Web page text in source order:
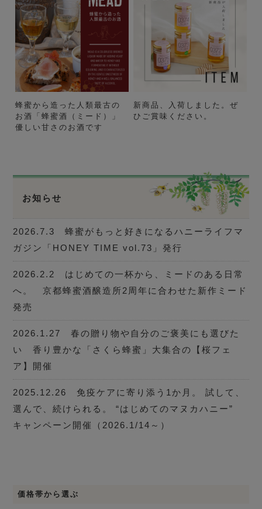
蜂蜜から造った人類最古の
お酒「蜂蜜酒（ミード）」
優しい甘さのお酒です
新商品、入荷しました。ぜ
ひご賞味ください。
お知らせ
2026.7.3 蜂蜜がもっと好きになるハニーライフマ
ガジン「HONEY TIME vol.73」発行
2026.2.2 はじめての一杯から、ミードのある日常
へ。 京都蜂蜜酒醸造所2周年に合わせた新作ミード
発売
2026.1.27 春の贈り物や自分のご褒美にも選びた
い 香り豊かな「さくら蜂蜜」大集合の【桜フェ
ア】開催
2025.12.26 免疫ケアに寄り添う1か月。 試して、
選んで、続けられる。 “はじめてのマヌカハニー”
キャンペーン開催（2026.1/14～）
価格帯から選ぶ